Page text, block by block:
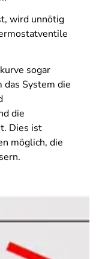
wird unnötig
sogar
System die
die
Dies ist
möglich, die